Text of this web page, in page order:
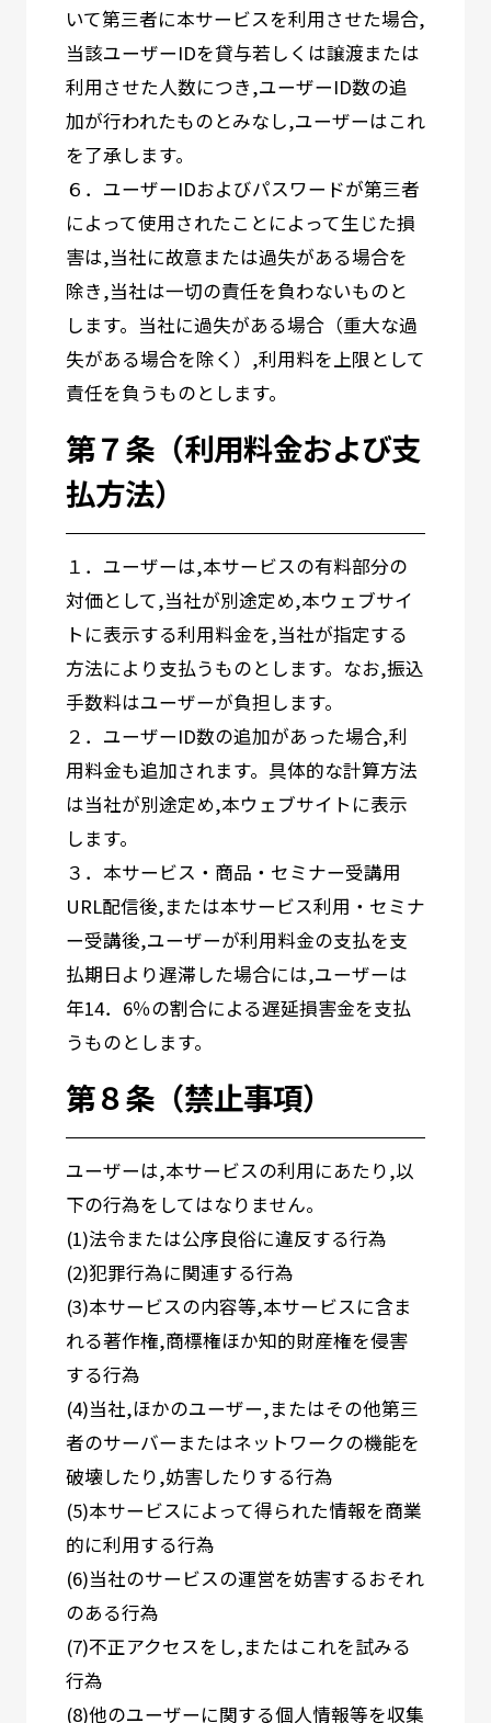
いて第三者に本サービスを利用させた場合,
当該ユーザーIDを貸与若しくは譲渡または
利用させた人数につき,ユーザーID数の追
加が行われたものとみなし,ユーザーはこれ
を了承します。
６．ユーザーIDおよびパスワードが第三者
によって使用されたことによって生じた損
害は,当社に故意または過失がある場合を
除き,当社は一切の責任を負わないものと
します。当社に過失がある場合（重大な過
失がある場合を除く）,利用料を上限として
責任を負うものとします。
第７条（利用料金および支
払方法）
１．ユーザーは,本サービスの有料部分の
対価として,当社が別途定め,本ウェブサイ
トに表示する利用料金を,当社が指定する
方法により支払うものとします。なお,振込
手数料はユーザーが負担します。
２．ユーザーID数の追加があった場合,利
用料金も追加されます。具体的な計算方法
は当社が別途定め,本ウェブサイトに表示
します。
３．本サービス・商品・セミナー受講用
URL配信後,または本サービス利用・セミナ
ー受講後,ユーザーが利用料金の支払を支
払期日より遅滞した場合には,ユーザーは
年14．6％の割合による遅延損害金を支払
うものとします。
第８条（禁止事項）
ユーザーは,本サービスの利用にあたり,以
下の行為をしてはなりません。
(1)法令または公序良俗に違反する行為
(2)犯罪行為に関連する行為
(3)本サービスの内容等,本サービスに含ま
れる著作権,商標権ほか知的財産権を侵害
する行為
(4)当社,ほかのユーザー,またはその他第三
者のサーバーまたはネットワークの機能を
破壊したり,妨害したりする行為
(5)本サービスによって得られた情報を商業
的に利用する行為
(6)当社のサービスの運営を妨害するおそれ
のある行為
(7)不正アクセスをし,またはこれを試みる
行為
(8)他のユーザーに関する個人情報等を収集